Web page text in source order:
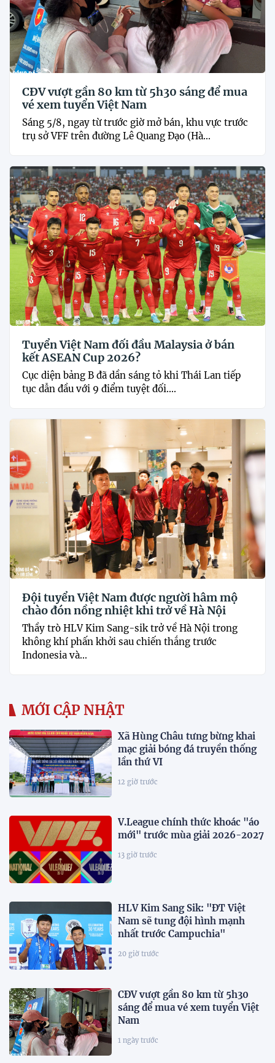
CĐV vượt gần 80 km từ 5h30 sáng để mua
vé xem tuyển Việt Nam
Sáng 5/8, ngay từ trước giờ mở bán, khu vực trước
trụ sở VFF trên đường Lê Quang Đạo (Hà...
Tuyển Việt Nam đối đầu Malaysia ở bán
kết ASEAN Cup 2026?
Cục diện bảng B đã dần sáng tỏ khi Thái Lan tiếp
tục dẫn đầu với 9 điểm tuyệt đối....
Đội tuyển Việt Nam được người hâm mộ
chào đón nồng nhiệt khi trở về Hà Nội
Thầy trò HLV Kim Sang-sik trở về Hà Nội trong
không khí phấn khởi sau chiến thắng trước
Indonesia và...
MỚI CẬP NHẬT
Xã Hùng Châu tưng bừng khai
mạc giải bóng đá truyền thống
lần thứ VI
12 giờ trước
V.League chính thức khoác "áo
mới" trước mùa giải 2026-2027
13 giờ trước
HLV Kim Sang Sik: "ĐT Việt
Nam sẽ tung đội hình mạnh
nhất trước Campuchia"
20 giờ trước
CĐV vượt gần 80 km từ 5h30
sáng để mua vé xem tuyển Việt
Nam
1 ngày trước